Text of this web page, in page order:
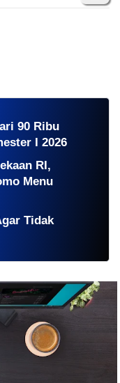
90 Ribu
I 2026
RI,
Menu
Tidak